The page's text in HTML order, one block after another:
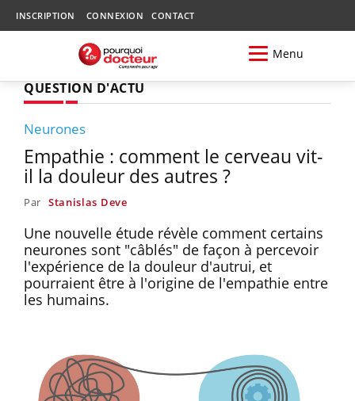
INSCRIPTION CONNEXION CONTACT
Menu
QUESTION D'ACTU
Neurones
Empathie : comment le cerveau vit-
il la douleur des autres ?
Par Stanislas Deve
Une nouvelle étude révèle comment certains
neurones sont "câblés" de façon à percevoir
l'expérience de la douleur d'autrui, et
pourraient être à l'origine de l'empathie entre
les humains.